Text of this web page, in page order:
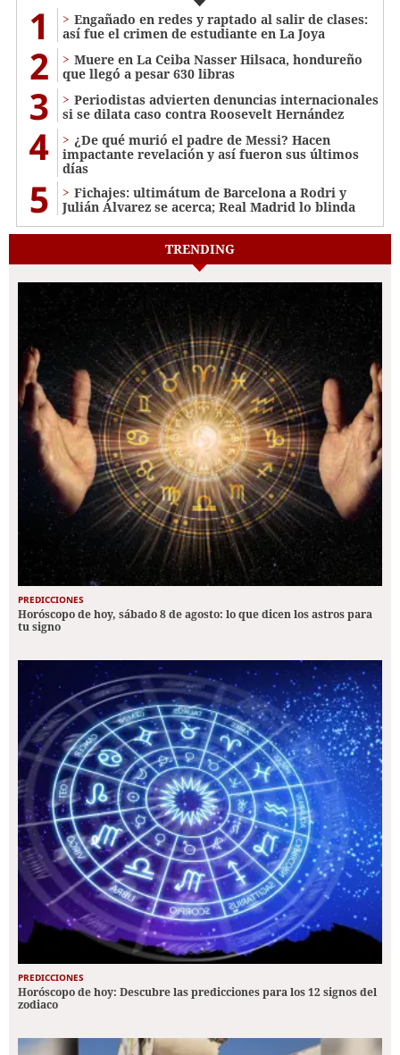
1
Engañado en redes y raptado al salir de clases:
así fue el crimen de estudiante en La Joya
2
Muere en La Ceiba Nasser Hilsaca, hondureño
que llegó a pesar 630 libras
3
Periodistas advierten denuncias internacionales
si se dilata caso contra Roosevelt Hernández
4
¿De qué murió el padre de Messi? Hacen
impactante revelación y así fueron sus últimos
días
5
Fichajes: ultimátum de Barcelona a Rodri y
Julián Álvarez se acerca; Real Madrid lo blinda
TRENDING
PREDICCIONES
Horóscopo de hoy, sábado 8 de agosto: lo que dicen los astros para
tu signo
PREDICCIONES
Horóscopo de hoy: Descubre las predicciones para los 12 signos del
zodiaco